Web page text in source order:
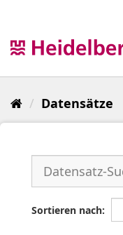
Datensätze
Sortieren nach